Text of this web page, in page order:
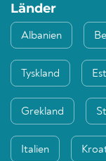
Länder
Albanien
Tyskland
Grekland
Italien